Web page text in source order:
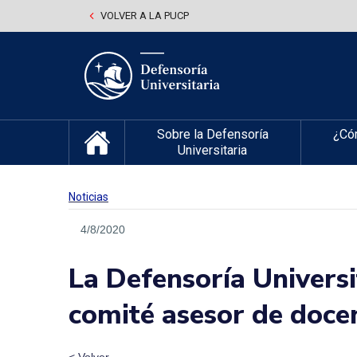
VOLVER A LA PUCP
Sobre la Defensoría
Universitaria
Noticias
4/8/2020
La Defensoría
comité asesor de